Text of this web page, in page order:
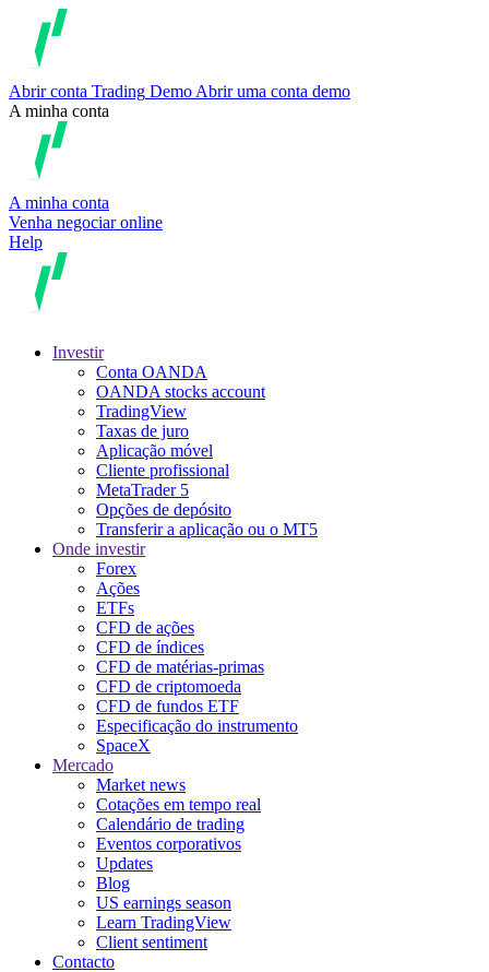
Abrir conta Trading Demo Abrir uma conta demo
A minha conta
A minha conta
Venha negociar online
Help
Investir
Conta OANDA
OANDA stocks account
TradingView
Taxas de juro
Aplicação móvel
Cliente profissional
MetaTrader 5
Opções de depósito
Transferir a aplicação ou o MT5
Onde investir
Forex
Ações
ETFs
CFD de ações
CFD de índices
CFD de matérias-primas
CFD de criptomoeda
CFD de fundos ETF
Especificação do instrumento
SpaceX
Mercado
Market news
Cotações em tempo real
Calendário de trading
Eventos corporativos
Updates
Blog
US earnings season
Learn TradingView
Client sentiment
Contacto